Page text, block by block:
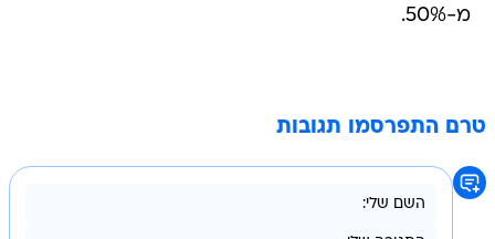
מ-50%.
טרם התפרסמו תגובות